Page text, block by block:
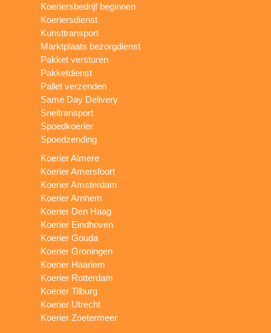
Koeriersbedrijf beginnen
Koeriersdienst
Kunsttransport
Marktplaats bezorgdienst
Pakket versturen
Pakketdienst
Pallet verzenden
Same Day Delivery
Sneltransport
Spoedkoerier
Spoedzending
Koerier Almere
Koerier Amersfoort
Koerier Amsterdam
Koerier Arnhem
Koerier Den Haag
Koerier Eindhoven
Koerier Gouda
Koerier Groningen
Koerier Haarlem
Koerier Rotterdam
Koerier Tilburg
Koerier Utrecht
Koerier Zoetermeer